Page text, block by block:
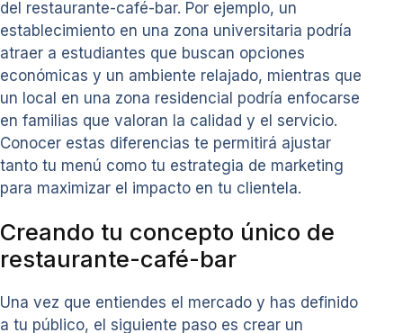
del restaurante-café-bar. Por ejemplo, un
establecimiento en una zona universitaria podría
atraer a estudiantes que buscan opciones
económicas y un ambiente relajado, mientras que
un local en una zona residencial podría enfocarse
en familias que valoran la calidad y el servicio.
Conocer estas diferencias te permitirá ajustar
tanto tu menú como tu estrategia de marketing
para maximizar el impacto en tu clientela.
Creando tu concepto único de
restaurante-café-bar
Una vez que entiendes el mercado y has definido
a tu público, el siguiente paso es crear un